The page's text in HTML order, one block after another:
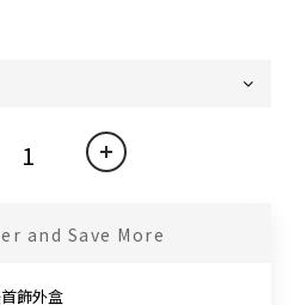
and Save More
飾外盒